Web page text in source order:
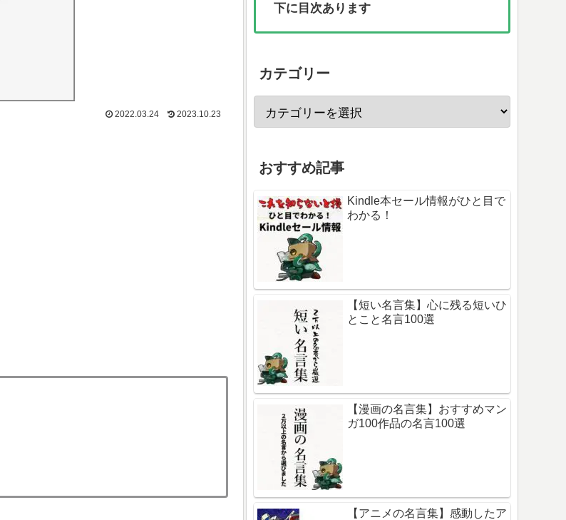
2022.03.24 2023.10.23
下に目次あります
カテゴリー
おすすめ記事
Kindle本セール情報がひと目で
わかる！
【短い名言集】心に残る短いひ
とこと名言100選
【漫画の名言集】おすすめマン
ガ100作品の名言100選
【アニメの名言集】感動したア